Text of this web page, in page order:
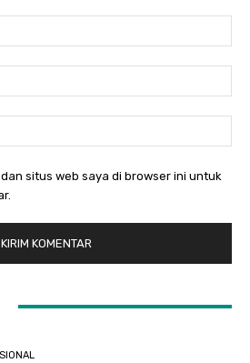
situs web saya di browser ini untuk